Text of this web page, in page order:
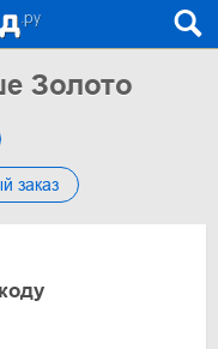
Золото
заказ